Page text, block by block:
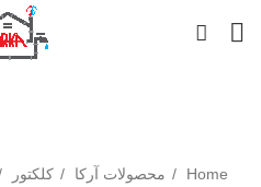
Home
محصولات آرکا کلکتور